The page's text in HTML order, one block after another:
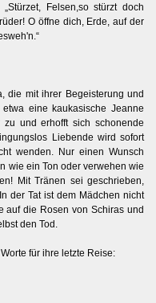
Felsen,so stürzt doch
O öffne dich, Erde, auf der
die mit ihrer Begeisterung und
eine kaukasische Jeanne
zu und erhofft sich schonende
Liebende wird sofort
wenden. Nur einen Wunsch
wie ein Ton oder verwehen wie
Mit Tränen sei geschrieben,
der Tat ist dem Mädchen nicht
auf die Rosen von Schiras und
den Tod.
für ihre letzte Reise: